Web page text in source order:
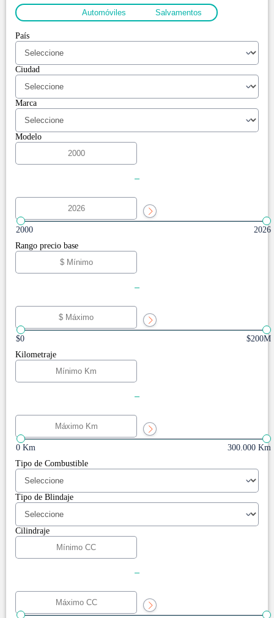
Automóviles Salvamentos
País
Ciudad
Marca
Modelo
-
2000
2026
Rango precio base
-
$0
$200M
Kilometraje
-
0 Km
300.000 Km
Tipo de Combustible
Tipo de Blindaje
Cilindraje
-